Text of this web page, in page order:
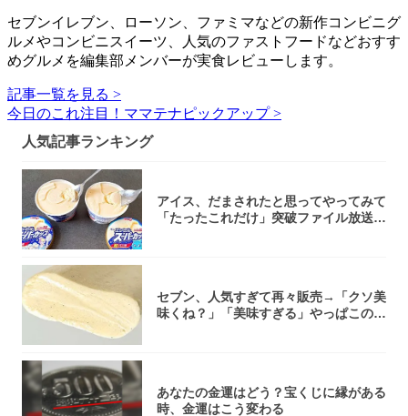
セブンイレブン、ローソン、ファミマなどの新作コンビニグ
ルメやコンビニスイーツ、人気のファストフードなどおすす
めグルメを編集部メンバーが実食レビューします。
記事一覧を見る >
今日のこれ注目！ママテナピックアップ >
人気記事ランキング
アイス、だまされたと思ってやってみて
「たったこれだけ」突破ファイル放送で
セブン、人気すぎて再々販売→「クソ美
味くね？」「美味すぎる」やっぱこのク
あなたの金運はどう？宝くじに縁がある
時、金運はこう変わる